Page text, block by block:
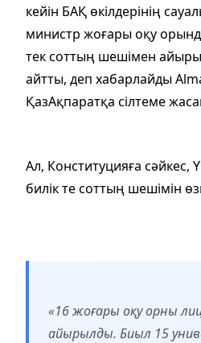
кейін БАҚ өкілдерінің
министр жоғары оқу
тек соттың шешімен
айтты, деп хабарлайды
ҚазАқпаратқа сілтеме
Ал, Конституцияға сәйкес,
билік те соттың шешімін
«16 жоғары оқу орны
айырылды. Биыл 15